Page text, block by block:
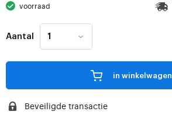
voorraad
Aantal
in winkelwagen
Beveiligde transactie